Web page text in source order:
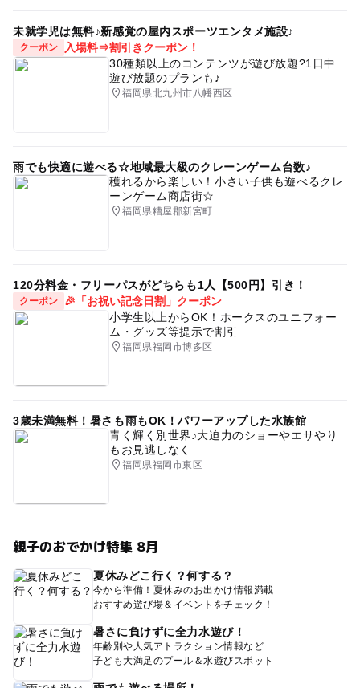
未就学児は無料♪新感覚の屋内スポーツエンタメ施設♪
クーポン
入場料⇒割引きクーポン！
30種類以上のコンテンツが遊び放題?1日中
遊び放題のプランも♪
福岡県北九州市八幡西区
雨でも快適に遊べる☆地域最大級のクレーンゲーム台数♪
穫れるから楽しい！小さい子供も遊べるクレ
ーンゲーム商店街☆
福岡県糟屋郡新宮町
120分料金・フリーパスがどちらも1人【500円】引き！
クーポン
🎉「お祝い記念日割」クーポン
小学生以上からOK！ホークスのユニフォー
ム・グッズ等提示で割引
福岡県福岡市博多区
3歳未満無料！暑さも雨もOK！パワーアップした水族館
青く輝く別世界♪大迫力のショーやエサやり
もお見逃しなく
福岡県福岡市東区
親子のおでかけ特集 8月
夏休みどこ行く？何する？
今から準備！夏休みのお出かけ情報満載
おすすめ遊び場＆イベントをチェック！
暑さに負けずに全力水遊び！
年齢別や人気アトラクション情報など
子ども大満足のプール＆水遊びスポット